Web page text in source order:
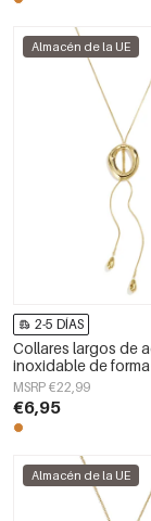
Almacén de la UE
2-5 DÍAS
Collares largos de
inoxidable de forma
sencillos, de la serie
Daily para mujer.
MSRP €22,99
€6,95
Almacén de la UE